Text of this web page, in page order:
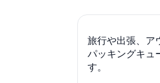
旅行や出張、ア
パッキングキュ
す。